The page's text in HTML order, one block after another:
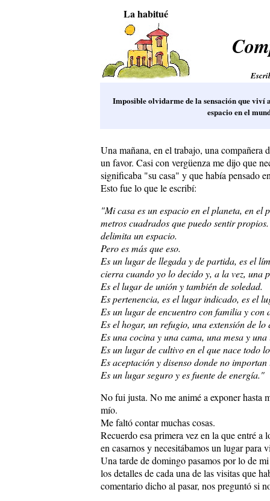
La habitué
Imposible olvidarme de la sensación que viví
espacio en el
Una mañana, en el trabajo, una compañera
un favor. Casi con vergüenza me dijo que
significaba "su casa" y que había pensado
Esto fue lo que le escribí:
"Mi casa es un espacio en el planeta, en
metros cuadrados que puedo sentir
delimita un espacio.
Pero es más que eso.
Es un lugar de llegada y de partida, es el
cierra cuando yo lo decido y, a la vez, una
Es el lugar de unión y también de soledad.
Es pertenencia, es el lugar indicado, es el
Es un lugar de encuentro con familia y con
Es el hogar, un refugio, una extensión de
Es una cocina y una cama, una mesa y
Es un lugar de cultivo en el que nace todo
Es aceptación y disenso donde no
Es un lugar seguro y es fuente de energía."
No fui justa. No me animé a exponer hasta
mío.
Me faltó contar muchas cosas.
Recuerdo esa primera vez en la que entré
en casarnos y necesitábamos un lugar para
Una tarde de domingo pasamos por lo de
los detalles de cada una de las visitas que
comentario dicho al pasar, nos preguntó si